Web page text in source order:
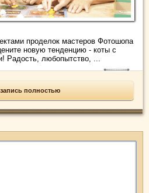
проделок мастеров Фотошопа
новую тенденцию - коты с
Радость, любопытство, ...
полностью